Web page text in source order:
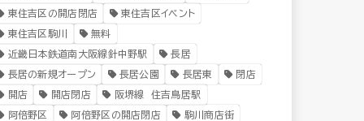
東住吉区の開店閉店 東住吉区イベント
東住吉区駒川 無料
近畿日本鉄道南大阪線針中野駅 長居
長居の新規オープン 長居公園 長居東 閉店
開店 開店閉店 阪堺線 住吉鳥居駅
阿倍野区 阿倍野区の開店閉店 駒川商店街